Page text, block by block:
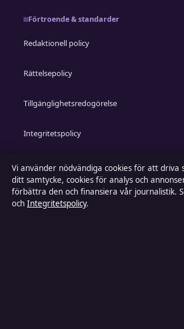
Förtroende & standarder
Redaktionell policy
Rättelsepolicy
Tillgänglighetsredogörelse
Integritetspolicy
Kändisar & integritet
Vi använder nödvändiga cookies för att driva
ditt samtycke, cookies för analys och
förbättra den och finansiera vår journalistik.
och Integritetspolicy.